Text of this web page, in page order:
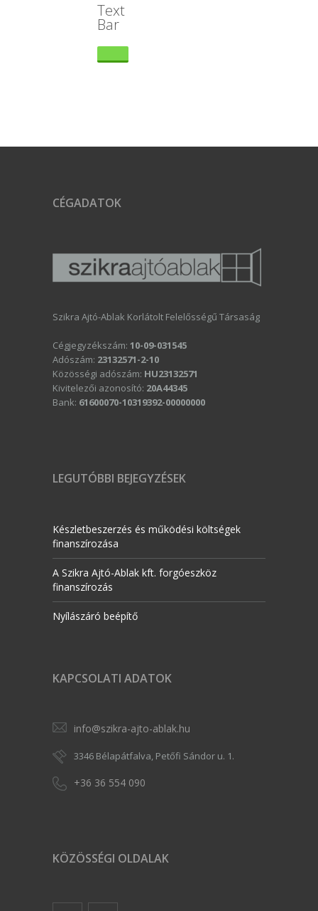
Text
Bar
CÉGADATOK
Szikra Ajtó-Ablak Korlátolt Felelősségű Társaság
Cégjegyzékszám: 10-09-031545
Adószám: 23132571-2-10
Közösségi adószám: HU23132571
Kivitelezői azonosító: 20A44345
Bank: 61600070-10319392-00000000
LEGUTÓBBI BEJEGYZÉSEK
Készletbeszerzés és működési költségek
finanszírozása
A Szikra Ajtó-Ablak kft. forgóeszköz
finanszírozás
Nyílászáró beépítő
KAPCSOLATI ADATOK
info@szikra-ajto-ablak.hu
3346 Bélapátfalva, Petőfi Sándor u. 1.
+36 36 554 090
KÖZÖSSÉGI OLDALAK